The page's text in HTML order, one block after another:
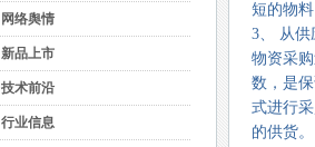
网络舆情
新品上市
技术前沿
行业信息
短的物
3、 从供
物资采
数，是
式进行
的供货。